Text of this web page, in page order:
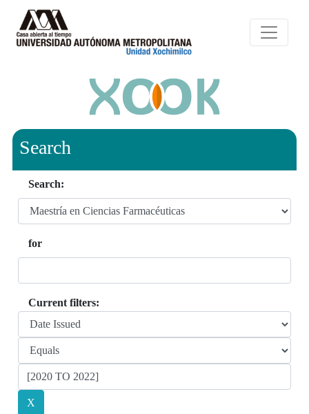
Search
Search:
for
Current filters: